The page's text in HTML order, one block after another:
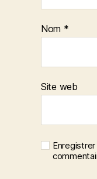
Nom *
Site web